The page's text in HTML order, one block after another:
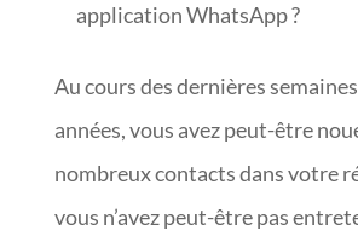
application WhatsApp ?
Au cours des dernières
années, vous avez peut-être
nombreux contacts dans votre
vous n’avez peut-être pas